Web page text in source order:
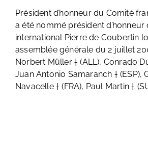
Président d’honneur du Comité
a été nommé président d’honneur
international Pierre de Coubertin
assemblée générale du 2 juillet
Norbert Müller † (ALL), Conrado
Juan Antonio Samaranch † (ESP),
Navacelle † (FRA), Paul Martin †